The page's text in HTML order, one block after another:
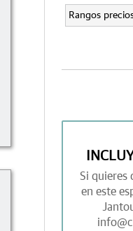
Si quieres
en este